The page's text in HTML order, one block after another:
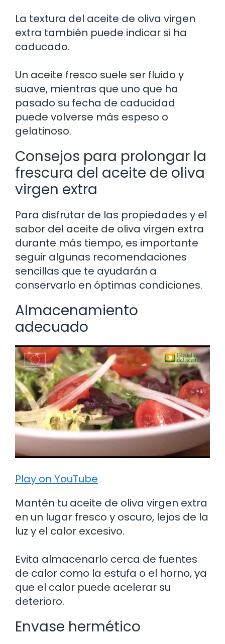
La textura del aceite de oliva virgen
extra también puede indicar si ha
caducado.
Un aceite fresco suele ser fluido y
suave, mientras que uno que ha
pasado su fecha de caducidad
puede volverse más espeso o
gelatinoso.
Consejos para prolongar la
frescura del aceite de oliva
virgen extra
Para disfrutar de las propiedades y el
sabor del aceite de oliva virgen extra
durante más tiempo, es importante
seguir algunas recomendaciones
sencillas que te ayudarán a
conservarlo en óptimas condiciones.
Almacenamiento
adecuado
Play on YouTube
Mantén tu aceite de oliva virgen extra
en un lugar fresco y oscuro, lejos de la
luz y el calor excesivo.
Evita almacenarlo cerca de fuentes
de calor como la estufa o el horno, ya
que el calor puede acelerar su
deterioro.
Envase hermético